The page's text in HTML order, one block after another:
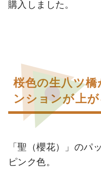
購入しました。
桜色の生八ツ
ンションが上が
「聖（櫻花）」のパ
ピンク色。